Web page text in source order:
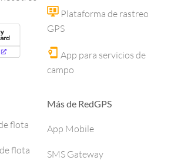
flota
flota
Plataforma de rastreo
GPS
App para servicios de
campo
Más de RedGPS
App Mobile
SMS Gateway